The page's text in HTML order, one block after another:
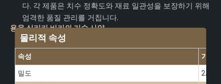
다. 각 제품은 치수 정확도와 재료 일관성을 보장하기 위해
엄격한 품질 관리를 거칩니다.
용융 실리카 비커의 기술 사양
물리적 속성
속성
가치
밀도
2.2